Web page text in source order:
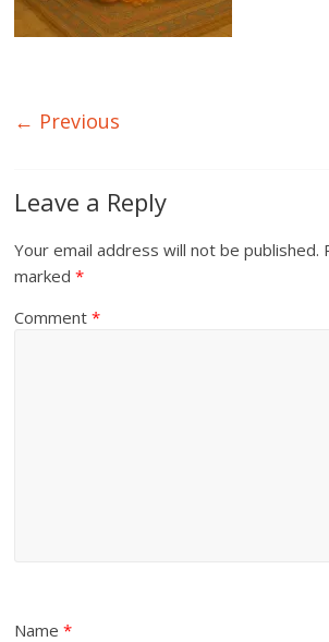
← Previous
Leave a Reply
Your email address will not be published.
marked*
Comment*
Name*